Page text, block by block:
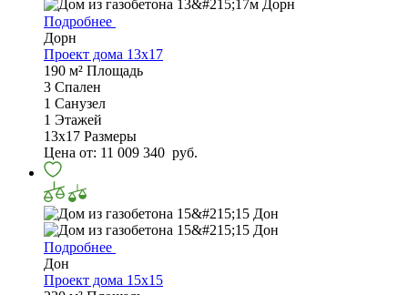
Подробнее
Дорн
Проект дома 13х17
190 м² Площадь
3 Спален
1 Санузел
1 Этажей
13х17 Размеры
Цена от: 11 009 340 руб.
Подробнее
Дон
Проект дома 15х15